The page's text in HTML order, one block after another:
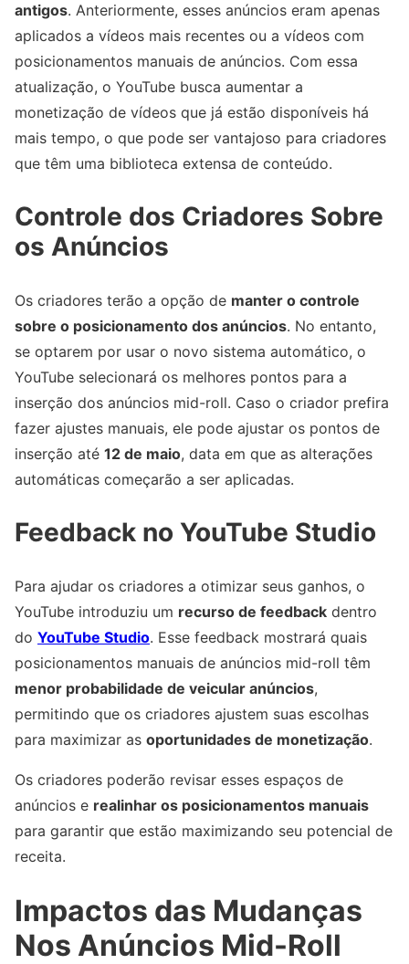
antigos. Anteriormente, esses anúncios eram apenas
aplicados a vídeos mais recentes ou a vídeos com
posicionamentos manuais de anúncios. Com essa
atualização, o YouTube busca aumentar a
monetização de vídeos que já estão disponíveis há
mais tempo, o que pode ser vantajoso para criadores
que têm uma biblioteca extensa de conteúdo.
Controle dos Criadores Sobre
os Anúncios
Os criadores terão a opção de manter o controle
sobre o posicionamento dos anúncios. No entanto,
se optarem por usar o novo sistema automático, o
YouTube selecionará os melhores pontos para a
inserção dos anúncios mid-roll. Caso o criador prefira
fazer ajustes manuais, ele pode ajustar os pontos de
inserção até 12 de maio, data em que as alterações
automáticas começarão a ser aplicadas.
Feedback no YouTube Studio
Para ajudar os criadores a otimizar seus ganhos, o
YouTube introduziu um recurso de feedback dentro
do YouTube Studio. Esse feedback mostrará quais
posicionamentos manuais de anúncios mid-roll têm
menor probabilidade de veicular anúncios,
permitindo que os criadores ajustem suas escolhas
para maximizar as oportunidades de monetização.
Os criadores poderão revisar esses espaços de
anúncios e realinhar os posicionamentos manuais
para garantir que estão maximizando seu potencial de
receita.
Impactos das Mudanças
Nos Anúncios Mid-Roll